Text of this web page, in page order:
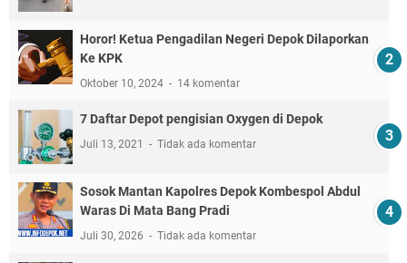
Horor! Ketua Pengadilan Negeri Depok Dilaporkan
Ke KPK
Oktober 10, 2024 14 komentar
7 Daftar Depot pengisian Oxygen di Depok
Juli 13, 2021 Tidak ada komentar
Sosok Mantan Kapolres Depok Kombespol Abdul
Waras Di Mata Bang Pradi
Juli 30, 2026 Tidak ada komentar